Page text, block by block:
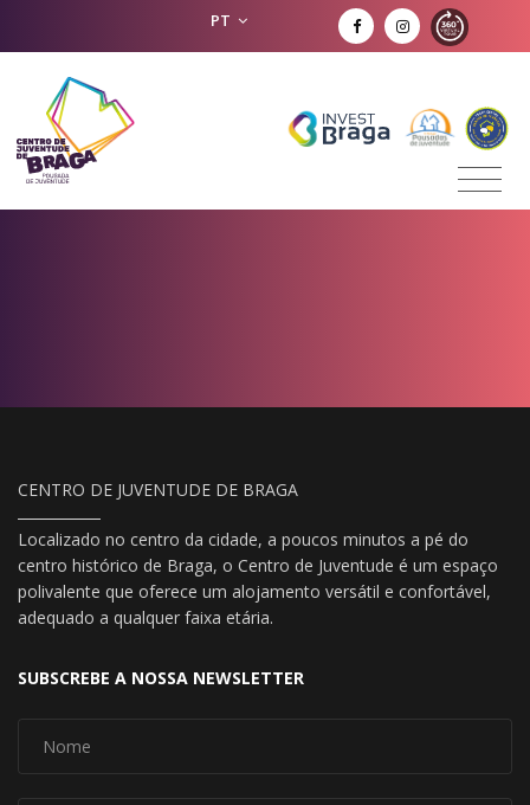
PT
CENTRO DE JUVENTUDE DE BRAGA
Localizado no centro da cidade, a poucos minutos a pé do
centro histórico de Braga, o Centro de Juventude é um espaço
polivalente que oferece um alojamento versátil e confortável,
adequado a qualquer faixa etária.
SUBSCREBE A NOSSA NEWSLETTER